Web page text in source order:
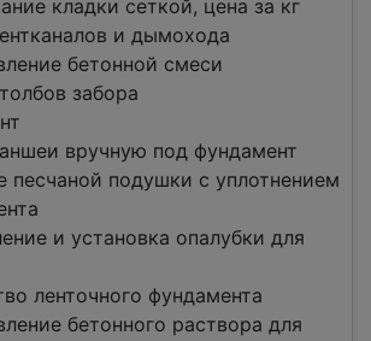
кладки сеткой, цена за кг
и дымохода
бетонной смеси
забора
вручную под фундамент
песчаной подушки с уплотнением
и установка опалубки для
ленточного фундамента
бетонного раствора для